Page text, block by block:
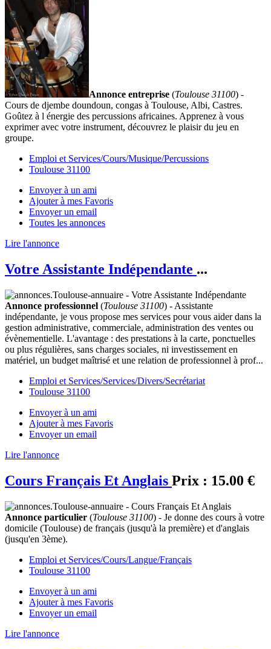
Annonce entreprise (Toulouse 31100) -
Cours de djembe doundoun, congas à Toulouse, Albi, Castres.
Goûtez à l énergie des percussions africaines. Apprenez à vous
exprimer avec votre instrument, découvrez le plaisir du jeu en
groupe.
Emploi et Services/Cours/Musique/Percussions
Toulouse 31100
Envoyer à un ami
Ajouter à mes Favoris
Envoyer un email
Toutes les annonces
Lire l'annonce
Votre Assistante Indépendante ...
Annonce professionnel (Toulouse 31100) - Assistante
indépendante, je vous propose mes services pour vous aider dans la
gestion administrative, commerciale, administration des ventes ou
évènementielle. L'avantage : des prestations à la carte, ponctuelles
ou plus régulières, sans charges sociales, ni investissement en
matériel, un budget maîtrisé et une relation de professionnel à prof...
Emploi et Services/Services/Divers/Secrétariat
Toulouse 31100
Envoyer à un ami
Ajouter à mes Favoris
Envoyer un email
Lire l'annonce
Cours Français Et Anglais Prix : 15.00 €
Annonce particulier (Toulouse 31100) - Je donne des cours à votre
domicile (Toulouse) de français (jusqu'à la première) et d'anglais
(jusqu'en 3ème).
Emploi et Services/Cours/Langue/Français
Toulouse 31100
Envoyer à un ami
Ajouter à mes Favoris
Envoyer un email
Lire l'annonce